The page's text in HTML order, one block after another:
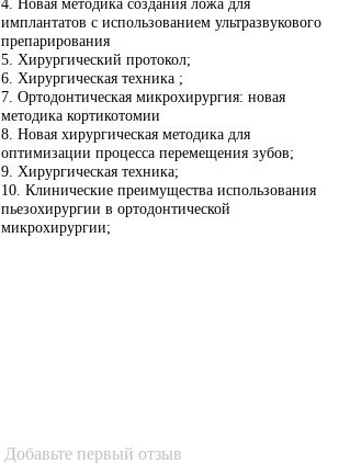
4. Новая методика создания ложа для
имплантатов с использованием ультразвукового
препарирования
5. Хирургический протокол;
6. Хирургическая техника ;
7. Ортодонтическая микрохирургия: новая
методика кортикотомии
8. Новая хирургическая методика для
оптимизации процесса перемещения зубов;
9. Хирургическая техника;
10. Клинические преимущества использования
пьезохирургии в ортодонтической
микрохирургии;
Добавьте первый отзыв